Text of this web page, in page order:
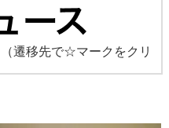
（遷移先で☆マークをクリ